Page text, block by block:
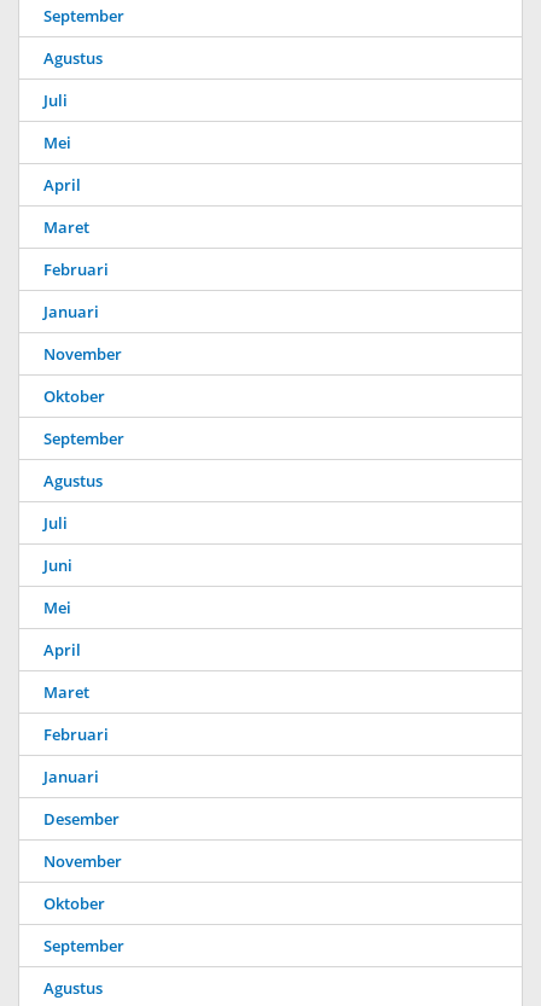
September
Agustus
Juli
Mei
April
Maret
Februari
Januari
November
Oktober
September
Agustus
Juli
Juni
Mei
April
Maret
Februari
Januari
Desember
November
Oktober
September
Agustus